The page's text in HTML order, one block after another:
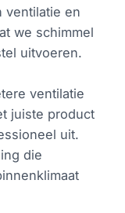
ventilatie en
we schimmel
uitvoeren.
ventilatie
juiste product
uit.
die